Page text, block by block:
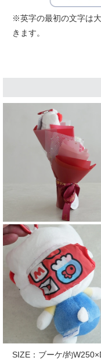
※英字の最初の文字は
きます。
SIZE：ブーケ/約